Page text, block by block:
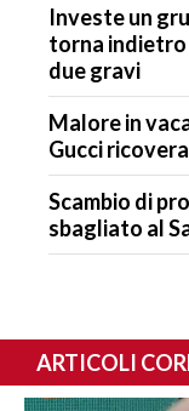
Investe un
torna
due gravi
Malore in
Gucci
Scambio di
sbagliato al
ARTICOLI